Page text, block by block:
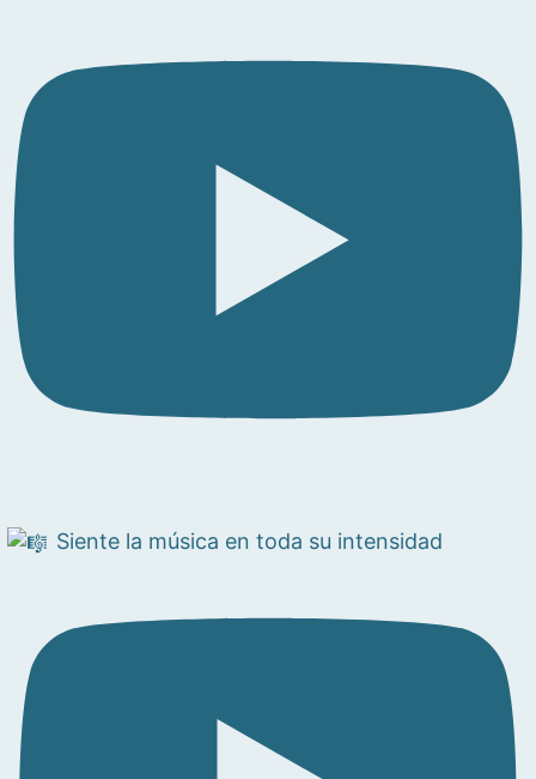
Siente la música en toda su intensidad